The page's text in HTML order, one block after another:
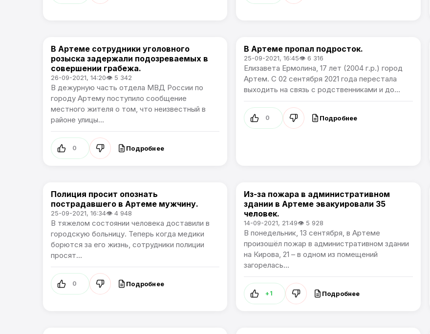
Происшествия
В Артеме сотрудники уголовного
розыска задержали подозреваемых в
совершении грабежа.
26-09-2021, 14:20👁 5 342
В дежурную часть отдела МВД России по
городу Артему поступило сообщение
местного жителя о том, что неизвестный в
районе улицы...
0 Подробнее
Происшествия
В Артеме пропал подросток.
25-09-2021, 16:45👁 6 316
Елизавета Ермолина, 17 лет (2004 г.р.) город
Артем. С 02 сентября 2021 года перестала
выходить на связь с родственниками и до...
0 Подробнее
Происшествия
Полиция просит опознать
пострадавшего в Артеме мужчину.
25-09-2021, 16:34👁 4 948
В тяжелом состоянии человека доставили в
городскую больницу. Теперь когда медики
борются за его жизнь, сотрудники полиции
просят...
0 Подробнее
Происшествия
Из-за пожара в административном
здании в Артеме эвакуировали 35
человек.
14-09-2021, 21:49👁 5 928
В понедельник, 13 сентября, в Артеме
произошёл пожар в административном здании
на Кирова, 21 – в одном из помещений
загорелась...
+1 Подробнее